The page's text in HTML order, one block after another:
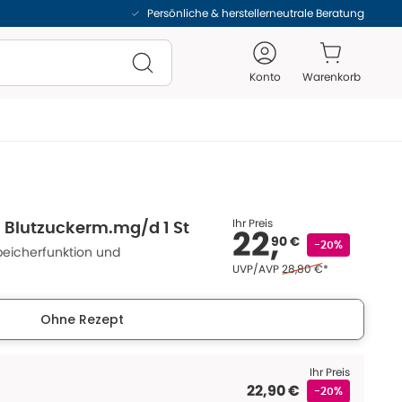
Persönliche & herstellerneutrale Beratung
Konto Warenkorb
d 1 St
und
Ihr Preis
22,90 € -20%
UVP/AVPEhemaliger Preis (U V
28,80 €*
Ohne Rezept
Ihr Preis
22,90 € -20%